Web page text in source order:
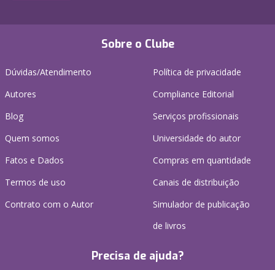
Sobre o Clube
Dúvidas/Atendimento
Autores
Blog
Quem somos
Fatos e Dados
Termos de uso
Contrato com o Autor
Política de privacidade
Compliance Editorial
Serviços profissionais
Universidade do autor
Compras em quantidade
Canais de distribuição
Simulador de publicação
de livros
Precisa de ajuda?